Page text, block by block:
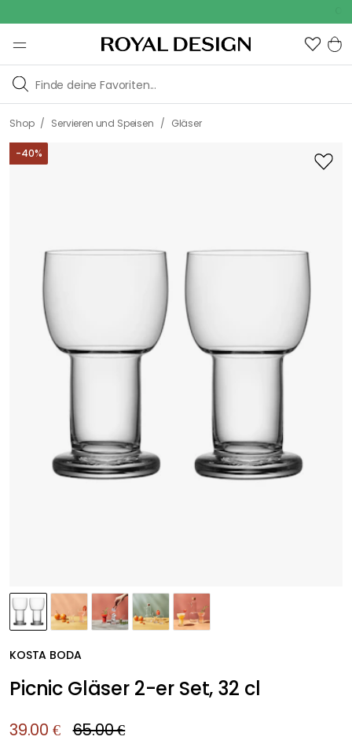
Shop / Servieren und Speisen / Gläser
-40%
KOSTA BODA
Picnic Gläser 2-er Set, 32 cl
39.00 € 65.00 €